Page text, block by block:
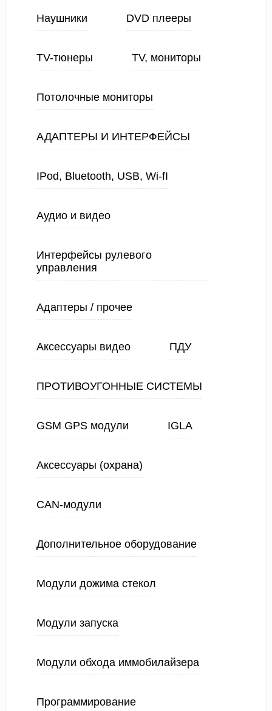
Наушники DVD плееры
TV-тюнеры TV, мониторы
Потолочные мониторы
АДАПТЕРЫ И ИНТЕРФЕЙСЫ
IPod, Bluetooth, USB, Wi-fI
Аудио и видео
Интерфейсы рулевого
управления
Адаптеры / прочее
Аксессуары видео ПДУ
ПРОТИВОУГОННЫЕ СИСТЕМЫ
GSM GPS модули IGLA
Аксессуары (охрана)
CAN-модули
Дополнительное оборудование
Модули дожима стекол
Модули запуска
Модули обхода иммобилайзера
Программирование